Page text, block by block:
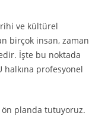
ve kültürel
birçok insan, zaman
İşte bu noktada
halkına profesyonel
planda tutuyoruz.